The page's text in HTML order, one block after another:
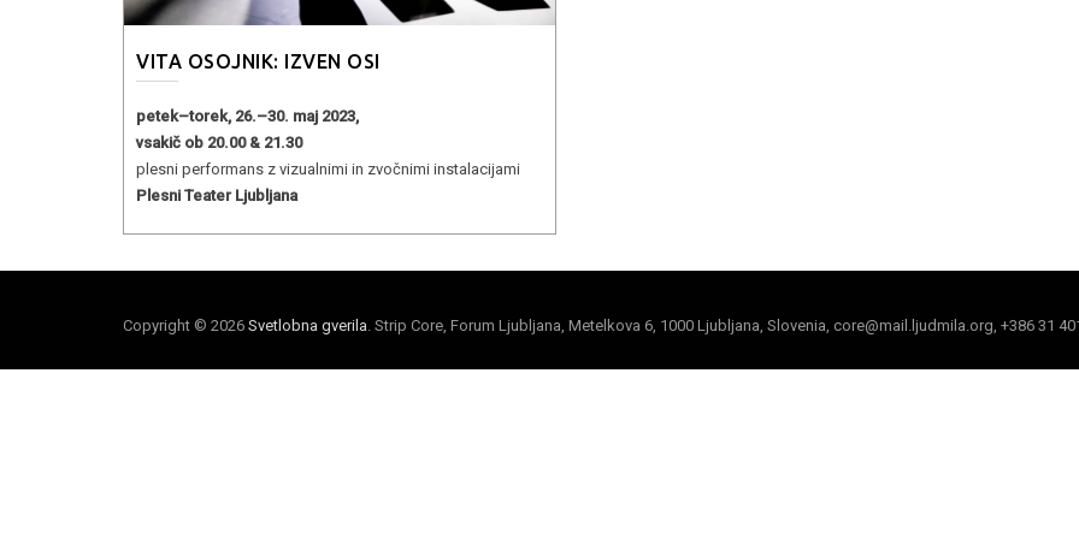
VITA OSOJNIK: IZVEN OSI
petek–torek, 26.–30. maj 2023,
vsakič ob 20.00 & 21.30
plesni performans z vizualnimi in zvočnimi instalacijami
Plesni Teater Ljubljana
Copyright © 2026 Svetlobna gverila . Strip Core, Forum Ljubljana, Metelkova 6, 1000 Ljubljana, Slovenia, core@mail.ljudmila.org, +386 31